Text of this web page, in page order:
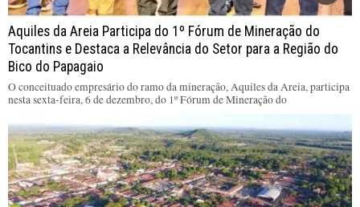
Aquiles da Areia Participa do 1º Fórum de Mineração do
Tocantins e Destaca a Relevância do Setor para a Região do
Bico do Papagaio
O conceituado empresário do ramo da mineração, Aquiles da Areia, participa
nesta sexta-feira, 6 de dezembro, do 1º Fórum de Mineração do